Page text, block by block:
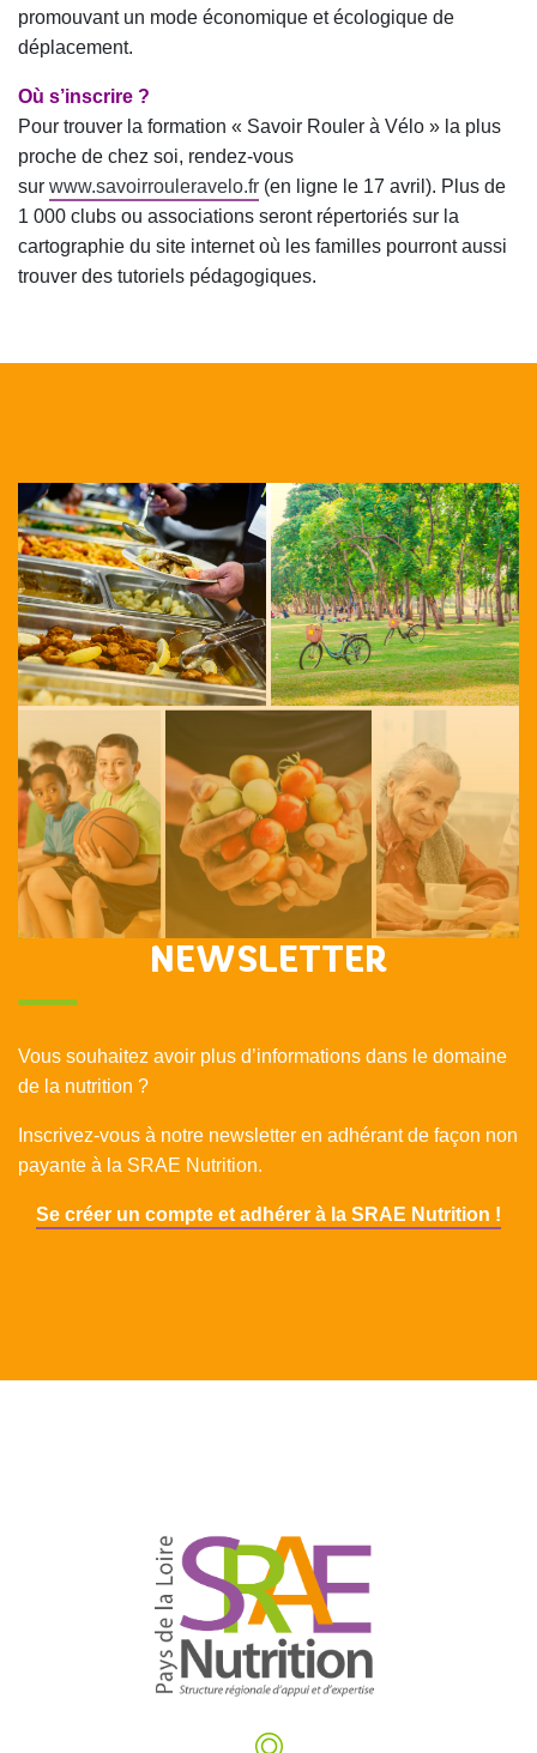
promouvant un mode économique et écologique de
déplacement.
Où s’inscrire ?
Pour trouver la formation « Savoir Rouler à Vélo » la plus
proche de chez soi, rendez-vous
sur www.savoirrouleravelo.fr (en ligne le 17 avril). Plus de
1 000 clubs ou associations seront répertoriés sur la
cartographie du site internet où les familles pourront aussi
trouver des tutoriels pédagogiques.
NEWSLETTER
Vous souhaitez avoir plus d’informations dans le domaine
de la nutrition ?
Inscrivez-vous à notre newsletter en adhérant de façon non
payante à la SRAE Nutrition.
Se créer un compte et adhérer à la SRAE Nutrition !